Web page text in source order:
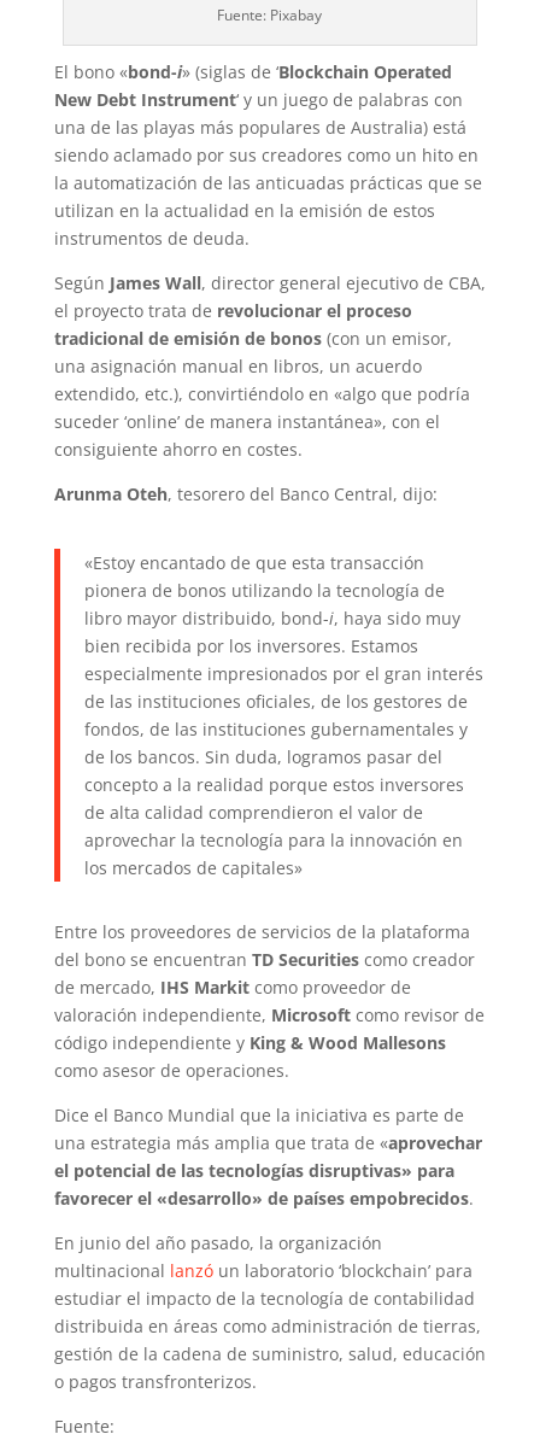
Fuente: Pixabay
El bono «bond-i» (siglas de ‘Blockchain Operated
New Debt Instrument‘ y un juego de palabras con
una de las playas más populares de Australia) está
siendo aclamado por sus creadores como un hito en
la automatización de las anticuadas prácticas que se
utilizan en la actualidad en la emisión de estos
instrumentos de deuda.
Según James Wall, director general ejecutivo de CBA,
el proyecto trata de revolucionar el proceso
tradicional de emisión de bonos(con un emisor,
una asignación manual en libros, un acuerdo
extendido, etc.), convirtiéndolo en «algo que podría
suceder ‘online’ de manera instantánea», con el
consiguiente ahorro en costes.
Arunma Oteh, tesorero del Banco Central, dijo:
«Estoy encantado de que esta transacción
pionera de bonos utilizando la tecnología de
libro mayor distribuido, bond-i, haya sido muy
bien recibida por los inversores. Estamos
especialmente impresionados por el gran interés
de las instituciones oficiales, de los gestores de
fondos, de las instituciones gubernamentales y
de los bancos. Sin duda, logramos pasar del
concepto a la realidad porque estos inversores
de alta calidad comprendieron el valor de
aprovechar la tecnología para la innovación en
los mercados de capitales»
Entre los proveedores de servicios de la plataforma
del bono se encuentran TD Securitiescomo creador
de mercado, IHS Markitcomo proveedor de
valoración independiente, Microsoftcomo revisor de
código independiente y King & Wood Mallesons
como asesor de operaciones.
Dice el Banco Mundial que la iniciativa es parte de
una estrategia más amplia que trata de «aprovechar
el potencial de las tecnologías disruptivas» para
favorecer el «desarrollo» de países empobrecidos.
En junio del año pasado, la organización
multinacional lanzóun laboratorio ‘blockchain’ para
estudiar el impacto de la tecnología de contabilidad
distribuida en áreas como administración de tierras,
gestión de la cadena de suministro, salud, educación
o pagos transfronterizos.
Fuente: